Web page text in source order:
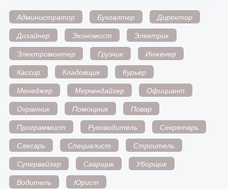
Администратор Бухгалтер
Директор
Дизайнер
Экономист
Электрик
Электромонтер
Грузчик
Инженер
Кассир
Кладовщик
Курьер
Менеджер
Мерчендайзер
Официант
Охранник
Помощник
Повар
Программист
Руководитель
Секретарь
Слесарь
Специалист
Строитель
Супервайзер
Сварщик
Уборщик
Водитель
Юрист